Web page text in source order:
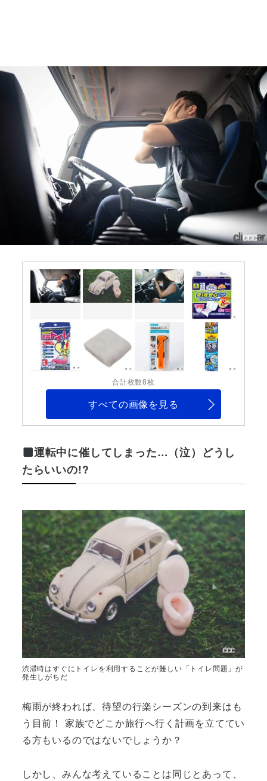
合計枚数8枚
すべての画像を見る
運転中に催してしまった…（泣）どうし
たらいいの!?
渋滞時はすぐにトイレを利用することが難しい「トイレ問題」が
発生しがちだ
梅雨が終われば、待望の行楽シーズンの到来はも
う目前！ 家族でどこか旅行へ行く計画を立ててい
る方もいるのではないでしょうか？
しかし、みんな考えていることは同じとあって、